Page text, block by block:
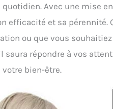
Avec une mise
efficacité et sa pérennité.
ou que vous
saura répondre à vos
bien-être.